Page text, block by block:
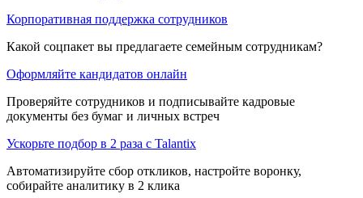
Корпоративная поддержка сотрудников
Какой соцпакет вы предлагаете семейным сотрудникам?
Оформляйте кандидатов онлайн
Проверяйте сотрудников и подписывайте кадровые
документы без бумаг и личных встреч
Ускорьте подбор в 2 раза с Talantix
Автоматизируйте сбор откликов, настройте воронку,
собирайте аналитику в 2 клика